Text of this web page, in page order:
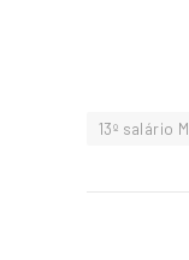
13º salário